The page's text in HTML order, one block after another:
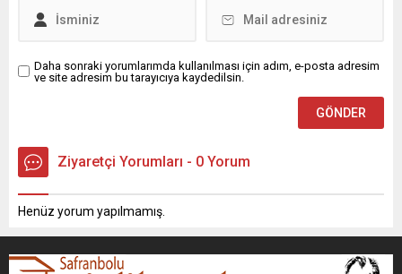
Daha sonraki yorumlarımda kullanılması için adım, e-posta adresim
ve site adresim bu tarayıcıya kaydedilsin.
Ziyaretçi Yorumları - 0 Yorum
Henüz yorum yapılmamış.